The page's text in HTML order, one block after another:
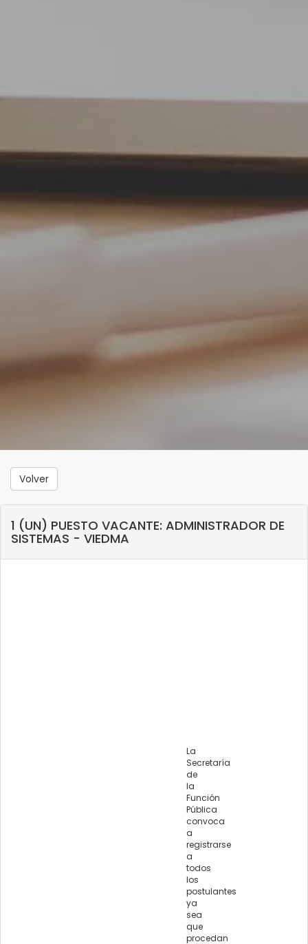
Volver
1 (UN) PUESTO VACANTE: ADMINISTRADOR DE
SISTEMAS - VIEDMA
La
Secretaría
de
la
Función
Pública
convoca
a
registrarse
a
todos
los
postulantes
ya
sea
que
procedan